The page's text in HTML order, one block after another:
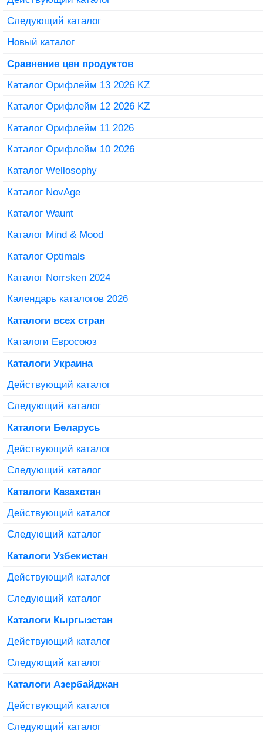
Следующий каталог
Новый каталог
Сравнение цен продуктов
Каталог Орифлейм 13 2026 KZ
Каталог Орифлейм 12 2026 KZ
Каталог Орифлейм 11 2026
Каталог Орифлейм 10 2026
Каталог Wellosophy
Каталог NovAge
Каталог Waunt
Каталог Mind & Mood
Каталог Optimals
Каталог Norrsken 2024
Календарь каталогов 2026
Каталоги всех стран
Каталоги Евросоюз
Каталоги Украина
Действующий каталог
Следующий каталог
Каталоги Беларусь
Действующий каталог
Следующий каталог
Каталоги Казахстан
Действующий каталог
Следующий каталог
Каталоги Узбекистан
Действующий каталог
Следующий каталог
Каталоги Кыргызстан
Действующий каталог
Следующий каталог
Каталоги Азербайджан
Действующий каталог
Следующий каталог